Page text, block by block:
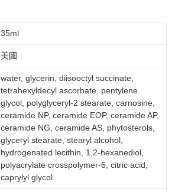
35ml
美國
water, glycerin, diisooctyl succinate,
tetrahexyldecyl ascorbate, pentylene
glycol, polyglyceryl-2 stearate, carnosine,
ceramide NP, ceramide EOP, ceramide AP,
ceramide NG, ceramide AS, phytosterols,
glyceryl stearate, stearyl alcohol,
hydrogenated lecithin, 1,2-hexanediol,
polyacrylate crosspolymer-6, citric acid,
caprylyl glycol